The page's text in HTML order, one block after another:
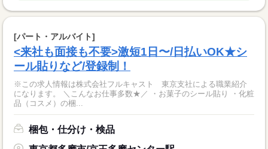
[パート・アルバイト]
<来社も面接も不要>激短1日〜/日払いOK★シ
ール貼りなど/登録制！
※この求人情報は株式会社フルキャスト 東京支社による職業紹介
になります。 ＼こんなお仕事多数★／ ・お菓子のシール貼り ・化粧
品（コスメ）の梱...
梱包・仕分け・検品